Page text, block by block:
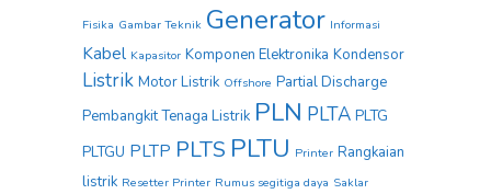
Fisika Gambar Teknik Generator Informasi
Kabel Kapasitor Komponen Elektronika Kondensor
Listrik Motor Listrik Offshore Partial Discharge
Pembangkit Tenaga Listrik PLN PLTA PLTG
PLTGU PLTP PLTS PLTU Printer Rangkaian
listrik Resetter Printer Rumus segitiga daya Saklar